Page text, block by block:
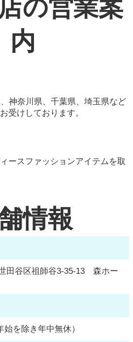
の営業案
内
神奈川県、千葉県、埼玉県など
受けしております。
ースファッションアイテムを取
情報
田谷区祖師谷3-35-13 森ホー
を除き年中無休）